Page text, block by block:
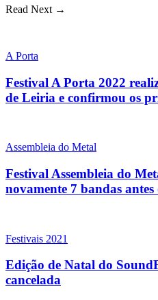
Read Next →
A Porta
Festival A Porta 2022
de Leiria e confirmou os
Assembleia do Metal
Festival Assembleia do
novamente 7 bandas
Festivais 2021
Edição de Natal do
cancelada